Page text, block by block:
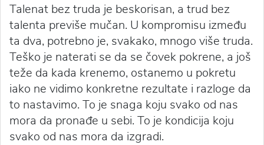
Talenat bez truda je beskorisan, a trud bez
talenta previše mučan. U kompromisu između
ta dva, potrebno je, svakako, mnogo više truda.
Teško je naterati se da se čovek pokrene, a još
teže da kada krenemo, ostanemo u pokretu
iako ne vidimo konkretne rezultate i razloge da
to nastavimo. To je snaga koju svako od nas
mora da pronađe u sebi. To je kondicija koju
svako od nas mora da izgradi.